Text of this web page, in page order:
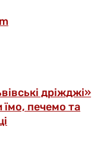
дріжджі»
печемо та